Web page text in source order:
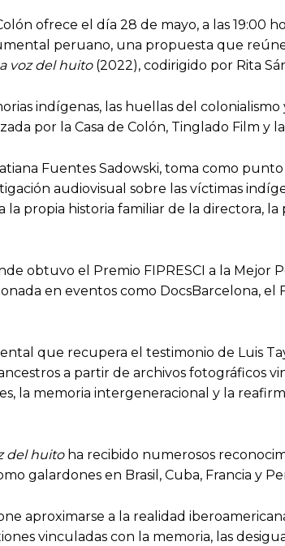
ofrece el día 28 de mayo, a las 19:00
peruano, una propuesta que
voz del huito(2022), codirigido por Rita
indígenas, las huellas del
por la Casa de Colón, Tinglado Film y
Fuentes Sadowski, toma como
audiovisual sobre las víctimas
propia historia familiar de la directora,
obtuvo el Premio FIPRESCI a la Mejor
en eventos como DocsBarcelona, el
que recupera el testimonio de Luis
a partir de archivos fotográficos
la memoria intergeneracional y la
del huito ha recibido numerosos
galardones en Brasil, Cuba, Francia y
aproximarse a la realidad
vinculadas con la memoria, las